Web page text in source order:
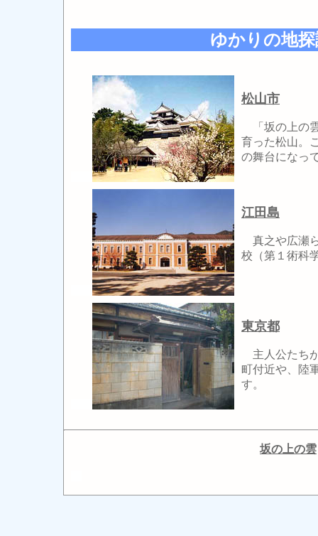
ゆかりの地
松山市
「坂の上の
育った松山。
の舞台になっ
江田島
真之や広瀬
校（第１術科
東京都
主人公たち
町付近や、陸
す。
坂の上の雲